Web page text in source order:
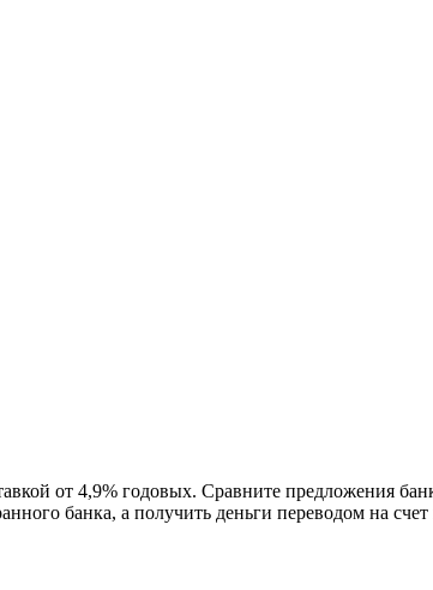
от 4,9% годовых. Сравните предложения
банка, а получить деньги переводом на